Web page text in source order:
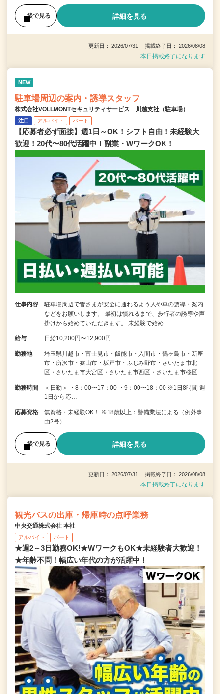
後で見る 詳細を見る
更新日： 2026/07/31 掲載終了日： 2026/08/08
本日掲載終了になります
NEW
駐車場周辺の案内・誘導スタッフ
株式会社VOLLMONTセキュリティサービス 川越支社（駐車場）
注目 アルバイト パート
【応募者必ず面接】週1日～OK！シフト自由！未経験大
歓迎！20代〜80代活躍中！副業・WワークOK！
仕事内容
駐車場周辺で皆さまが安全に通れるよう人や車の誘導・案内
などをお願いします。 最初は慣れるまで、歩行者の誘導や声
掛けから始めていただきます。 未経験で始め…
給与 日給10,200円〜12,900円
勤務地
埼玉県川越市・富士見市・飯能市・入間市・鶴ヶ島市・新座
市・所沢市・狭山市・坂戸市・ふじみ野市・さいたま市北
区・さいたま市大宮区・さいたま市西区・さいたま市桜区
勤務時間
＜日勤＞ ・8：00〜17：00 ・9：00〜18：00 ※1日8時間 週
1日から応…
応募資格
無資格・未経験OK！ ※18歳以上：警備業法による（例外事
由2号）
後で見る 詳細を見る
更新日： 2026/07/31 掲載終了日： 2026/08/08
本日掲載終了になります
観光バスの出庫・帰庫時の点呼業務
中央交通株式会社 本社
アルバイト パート
★週2～3日勤務OK!★WワークもOK★未経験者大歓迎！
★年齢不問！幅広い年代の方が活躍中！